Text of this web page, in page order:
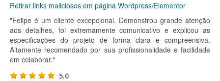
Retirar links maliciosos em página Wordpress/Elementor
"Felipe é um cliente excepcional. Demonstrou grande atenção
aos detalhes, foi extremamente comunicativo e explicou as
especificações do projeto de forma clara e compreensiva.
Altamente recomendado por sua profissionalidade e facilidade
em colaborar."
5.0